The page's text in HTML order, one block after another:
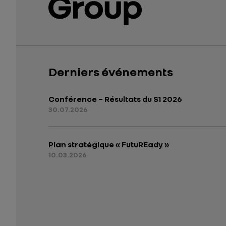
Derniers événements
Conférence – Résultats du S1 2026
30.07.2026
Plan stratégique « FutuREady »
10.03.2026